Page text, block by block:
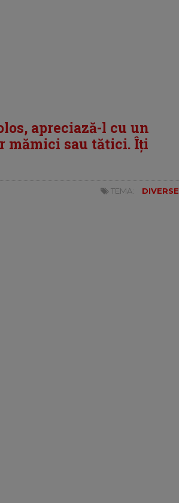
apreciază-l cu un
mămici sau tătici. Îți
TEMA: DIVERSE